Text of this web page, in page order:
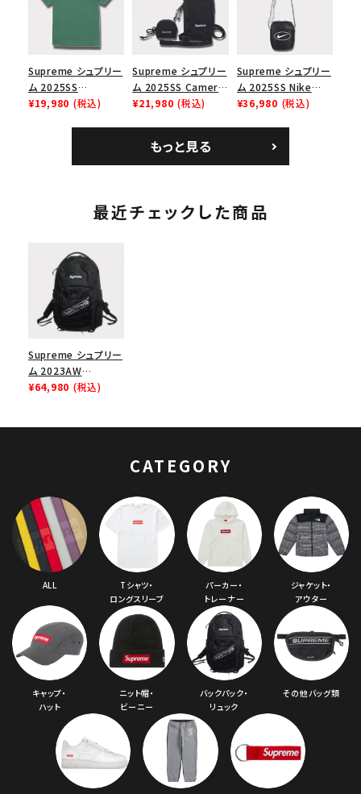
Supreme シュプリー
ム 2025SS
Homerun Tee ホー
¥19,980 (税込)
Supreme シュプリー
ム 2025SS Camera
Bag + Mini Pouch
¥21,980 (税込)
Supreme シュプリー
ム 2025SS Nike
Leather Shoulder
¥36,980 (税込)
もっと見る
最近チェックした商品
Supreme シュプリー
ム 2023AW
Backpack バックパッ
¥64,980 (税込)
CATEGORY
ALL
Tシャツ・
ロングスリーブ
パーカー・
トレーナー
ジャケット・
アウター
キャップ・
ハット
ニット帽・
ビーニー
バックパック・
リュック
その他バッグ類